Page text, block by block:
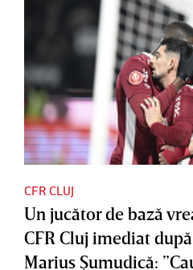
CFR CLUJ
Un jucător de bază
CFR Cluj imediat
Marius Şumudică: